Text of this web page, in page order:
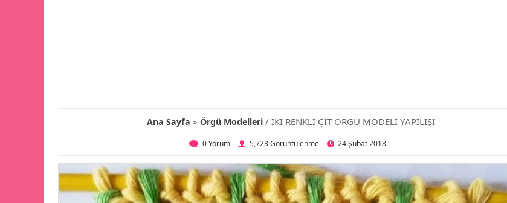
Ana Sayfa » Örgü Modelleri/ İKİ RENKLİ ÇİT ÖRGÜ MODELİ YAPILIŞI
0 Yorum 5,723 Görüntülenme 24 Şubat 2018